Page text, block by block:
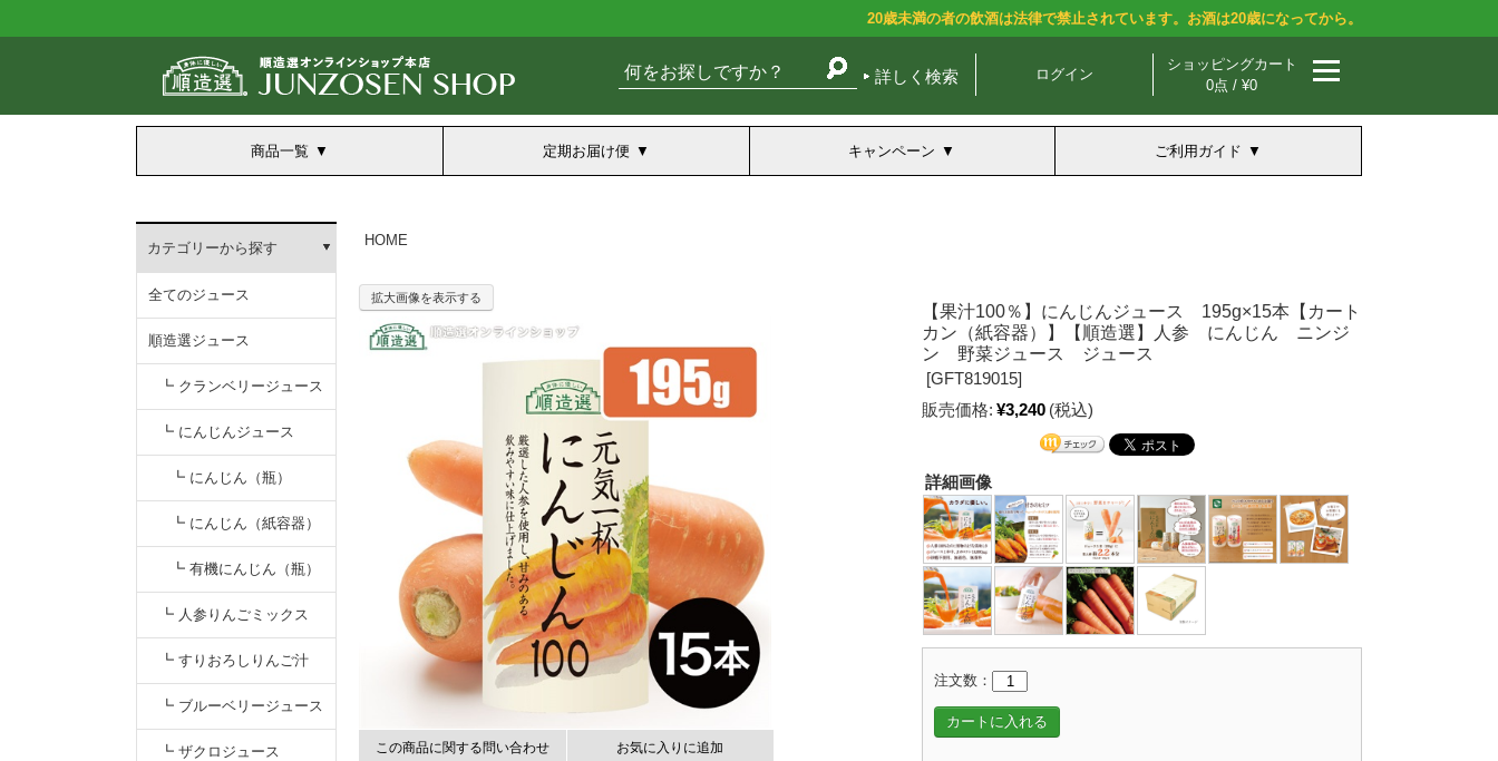
20歳未満の者の飲酒は法律で禁止されています。お酒は20歳になってから。
詳しく検索 ログイン
ショッピングカート
0点 / ¥0
商品一覧 定期お届け便 キャンペーン ご利用ガイド
カテゴリーから探す
全てのジュース
順造選ジュース
┗ クランベリージュース
┗ にんじんジュース
┗ にんじん（瓶）
┗ にんじん（紙容器）
元気一杯100％人参ジュ
ース
┗ 有機にんじん（瓶）
┗ 人参りんごミックス
┗ すりおろしりんご汁
┗ ブルーベリージュース
┗ ザクロジュース
HOME
拡大画像を表示する
この商品に関する問い合わせ お気に入りに追加
【果汁100％】にんじんジュース 195g×15本【カート
カン（紙容器）】【順造選】人参 にんじん ニンジ
ン 野菜ジュース ジュース
[GFT819015]
販売価格: ¥3,240 (税込)
詳細画像
注文数：
カートに入れる